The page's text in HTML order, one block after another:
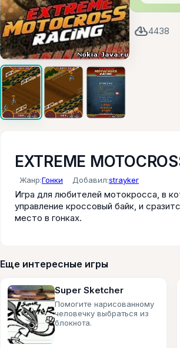
cloud_download4438
EXTREME
Жанр:Гонки Добавил:strayker
Игра для любителей мотокросса, в
управление кроссовый байк, и
место в гонках.
Еще интересные игры
Super Sketcher
Помогите нарисованному
человечку выбраться из
блокнота.